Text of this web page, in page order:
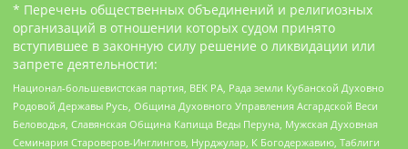
* Перечень общественных объединений и религиозных
организаций в отношении которых судом принято
вступившее в законную силу решение о ликвидации или
запрете деятельности:
Национал-большевистская партия, ВЕК РА, Рада земли Кубанской Духовно
Родовой Державы Русь, Община Духовного Управления Асгардской Веси
Беловодья, Славянская Община Капища Веды Перуна, Мужская Духовная
Семинария Староверов-Инглингов, Нурджулар, К Богодержавию, Таблиги